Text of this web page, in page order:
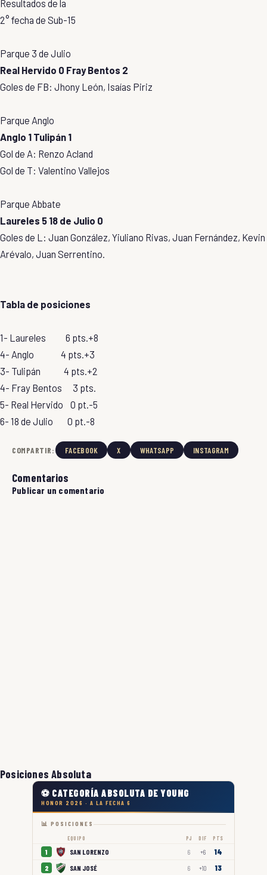
Resultados de la
2° fecha de Sub-15
Parque 3 de Julio
Real Hervido 0 Fray Bentos 2
Goles de FB: Jhony León, Isaías Piriz
Parque Anglo
Anglo 1 Tulipán 1
Gol de A: Renzo Acland
Gol de T: Valentino Vallejos
Parque Abbate
Laureles 5 18 de Julio 0
Goles de L: Juan González, Yiuliano Rivas, Juan Fernández, Kevin
Arévalo, Juan Serrentino.
Tabla de posiciones
1- Laureles 6 pts.+8
4- Anglo 4 pts.+3
3- Tulipán 4 pts.+2
4- Fray Bentos 3 pts.
5- Real Hervido 0 pt.-5
6- 18 de Julio 0 pt.-8
COMPARTIR: FACEBOOK X WHATSAPP INSTAGRAM
Comentarios
Publicar un comentario
Posiciones Absoluta
⚽ CATEGORÍA ABSOLUTA DE YOUNG
HONOR 2026 · A LA FECHA 6
📊 POSICIONES
EQUIPO PJ DIF PTS
1 SAN LORENZO 6 +6 14
2 SAN JOSÉ 6 +10 13